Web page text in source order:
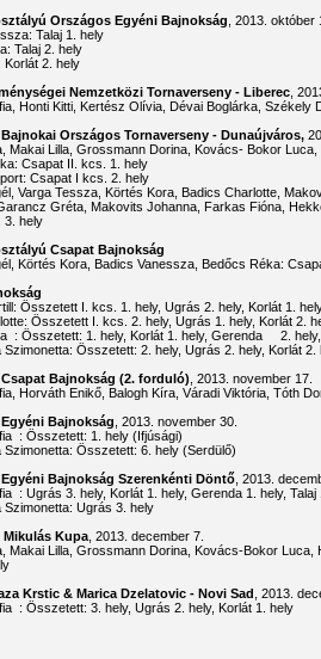
Országos Egyéni Bajnokság , 2013.
Talaj 1. hely
Talaj 2. hely
Korlát 2. hely
Nemzetközi Tornaverseny - Liberec,
Honti Kitti, Kertész Olívia, Dévai Boglárka, Székely
Országos Tornaverseny - Dunaújváros,
Makai Lilla, Grossmann Dorina, Kovács- Bokor
Csapat II. kcs. 1. hely
Csapat I kcs. 2. hely
Varga Tessza, Körtés Kora, Badics Charlotte,
Gréta, Makovits Johanna, Farkas Fióna,
3. hely
Csapat Bajnokság
Körtés Kora, Badics Vanessza, Bedőcs Réka:
Összetett I. kcs. 1. hely, Ugrás 2. hely, Korlát 1.
Összetett I. kcs. 2. hely, Ugrás 1. hely, Korlát
: Összetett: 1. hely, Korlát 1. hely, Gerenda 2. hely,
Szimonetta: Összetett: 2. hely, Ugrás 2. hely, Korlát 2.
Bajnokság (2. forduló) , 2013. november
Horváth Enikő, Balogh Kíra, Váradi Viktória, Tóth
Bajnokság , 2013. november 30.
: Összetett: 1. hely (Ifjúsági)
Szimonetta: Összetett: 6. hely (Serdülő)
Bajnokság Szerenkénti Döntő, 2013.
: Ugrás 3. hely, Korlát 1. hely, Gerenda 1. hely, Talaj
Szimonetta: Ugrás 3. hely
Mikulás Kupa, 2013. december 7.
Makai Lilla, Grossmann Dorina, Kovács-Bokor
Krstic & Marica Dzelatovic - Novi Sad , 2013.
: Összetett: 3. hely, Ugrás 2. hely, Korlát 1. hely